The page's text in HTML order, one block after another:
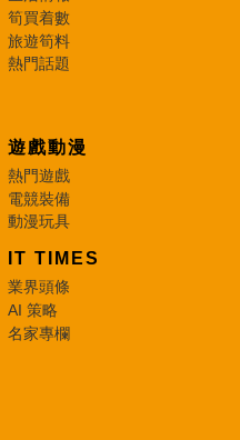
筍買着數
旅遊筍料
熱門話題
遊戲動漫
熱門遊戲
電競裝備
動漫玩具
IT TIMES
業界頭條
AI 策略
名家專欄